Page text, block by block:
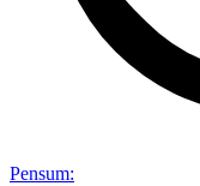
Pensum: